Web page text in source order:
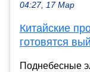
04:27, 17 Мар
Китайские
готовятся
Поднебесные